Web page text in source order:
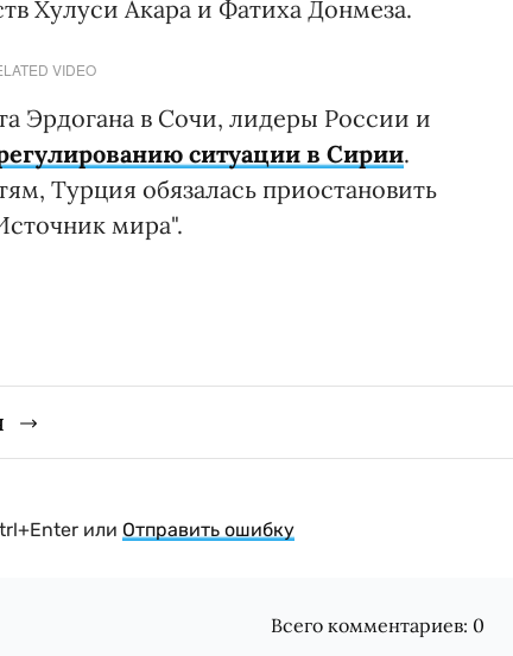
Хулуси Акара и Фатиха Донмеза.
VIDEO
Эрдогана в Сочи, лидеры России и
ситуации в Сирии.
Турция обязалась приостановить
мира".
или Отправить ошибку
Всего комментариев: 0